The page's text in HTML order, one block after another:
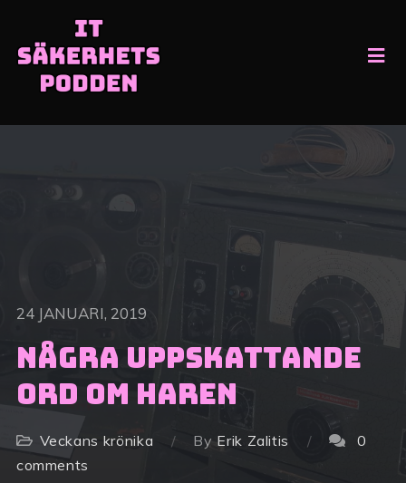
24 JANUARI, 2019
Några uppskattande
ord om haren
Veckans krönika By Erik Zalitis
0
comments